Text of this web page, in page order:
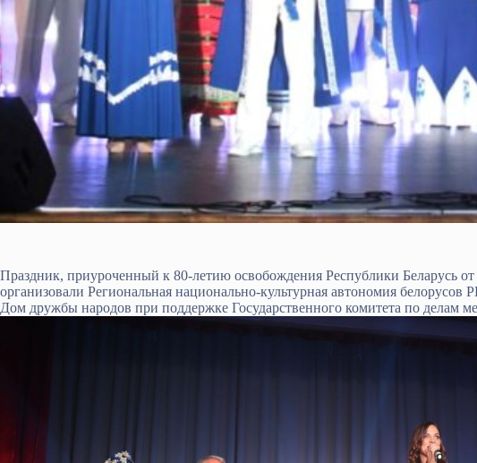
Праздник, приуроченный к 80-летию освобождения Республики Беларусь
организовали Региональная национально-культурная автономия
Дом дружбы народов при поддержке Государственного комитета по